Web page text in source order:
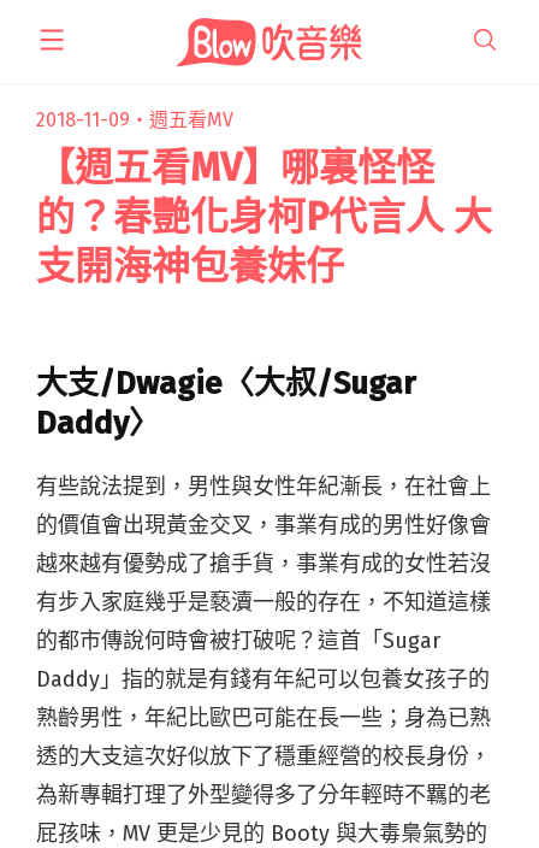
2018-11-09・ 週五看MV
【週五看MV】哪裏怪怪
的？春艷化身柯P代言人 大
支開海神包養妹仔
大支/Dwagie〈大叔/Sugar
Daddy〉
有些說法提到，男性與女性年紀漸長，在社會上
的價值會出現黃金交叉，事業有成的男性好像會
越來越有優勢成了搶手貨，事業有成的女性若沒
有步入家庭幾乎是褻瀆一般的存在，不知道這樣
的都市傳說何時會被打破呢？這首「Sugar
Daddy」指的就是有錢有年紀可以包養女孩子的
熟齡男性，年紀比歐巴可能在長一些；身為已熟
透的大支這次好似放下了穩重經營的校長身份，
為新專輯打理了外型變得多了分年輕時不羈的老
屁孩味，MV 更是少見的 Booty 與大毒梟氣勢的